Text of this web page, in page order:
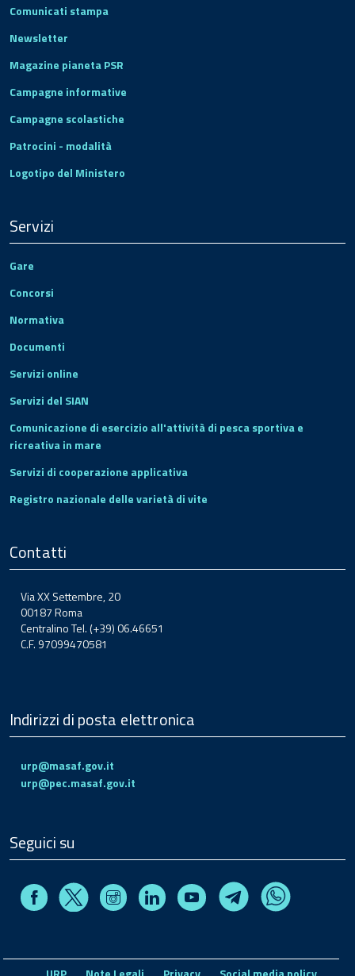
Comunicati stampa
Newsletter
Magazine pianeta PSR
Campagne informative
Campagne scolastiche
Patrocini - modalità
Logotipo del Ministero
Servizi
Gare
Concorsi
Normativa
Documenti
Servizi online
Servizi del SIAN
Comunicazione di esercizio all'attività di pesca sportiva e
ricreativa in mare
Servizi di cooperazione applicativa
Registro nazionale delle varietà di vite
Contatti
Via XX Settembre, 20
00187 Roma
Centralino Tel. (+39) 06.46651
C.F. 97099470581
Indirizzi di posta elettronica
urp@masaf.gov.it
urp@pec.masaf.gov.it
Seguici su
FacebookX InstagramLinkedin Youtube TelegramWhatsapp